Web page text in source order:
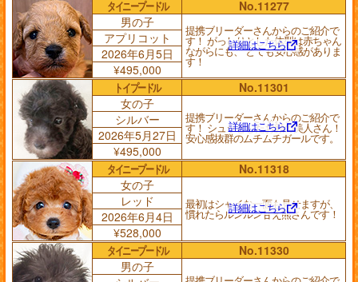
タイニープードル
No.11277
男の子
提携ブリーダーさんからのご紹介で
す！ がっしりとした体型は赤ちゃん
ながらにも、 とても安心感がありま
す！
詳細はこちら
アプリコット
2026年6月5日
¥495,000
トイプードル
No.11301
女の子
提携ブリーダーさんからのご紹介で
す！ シュッとしたお顔の美人さん！
安心感抜群のムチムチガールです。
詳細はこちら
シルバー
2026年5月27日
¥495,000
タイニープードル
No.11318
女の子
最初はシャイな一面も見せますが、
慣れたらルンルン甘え熊さんです！
詳細はこちら
レッド
2026年6月4日
¥528,000
タイニープードル
No.11330
男の子